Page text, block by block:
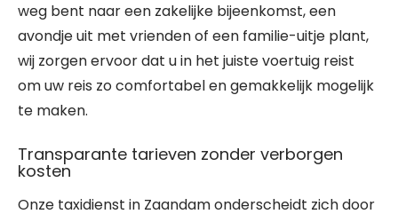
weg bent naar een zakelijke bijeenkomst, een
avondje uit met vrienden of een familie-uitje plant,
wij zorgen ervoor dat u in het juiste voertuig reist
om uw reis zo comfortabel en gemakkelijk mogelijk
te maken.
Transparante tarieven zonder verborgen
kosten
Onze taxidienst in Zaandam onderscheidt zich door